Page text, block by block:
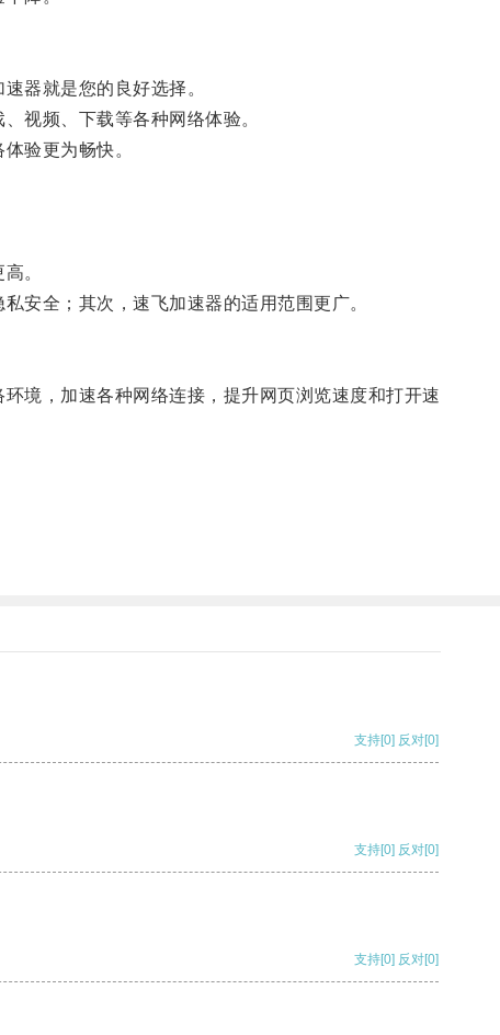
器就是您的良好选择。
视频、下载等各种网络体验。
验更为畅快。
。
全；其次，速飞加速器的适用范围更广。
境，加速各种网络连接，提升网页浏览速度和打开速
支持[0] 反对[0]
支持[0] 反对[0]
支持[0] 反对[0]